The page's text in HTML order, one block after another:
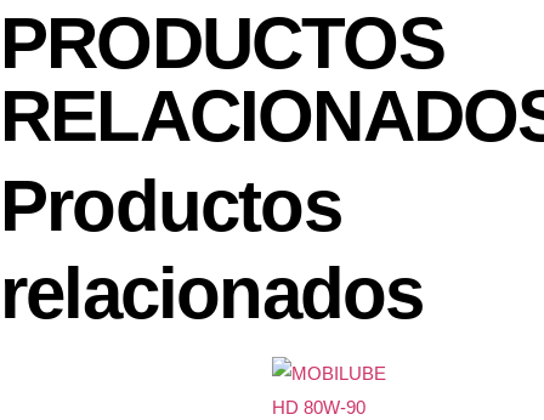
PRODUCTOS
Productos
relacionados